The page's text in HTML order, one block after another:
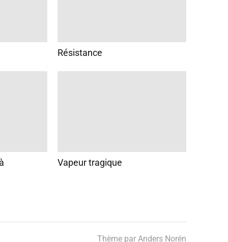
Résistance
Vapeur tragique
Thème par Anders Norén